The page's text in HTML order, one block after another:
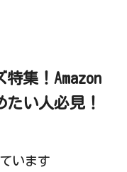
集！Amazon
たい人必見！
います